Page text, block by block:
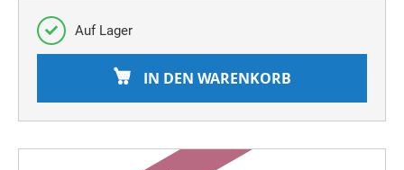
Auf Lager
IN DEN WARENKORB